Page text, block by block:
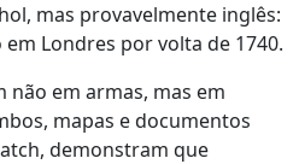
mas provavelmente inglês:
Londres por volta de 1740.
não em armas, mas em
mapas e documentos
demonstram que